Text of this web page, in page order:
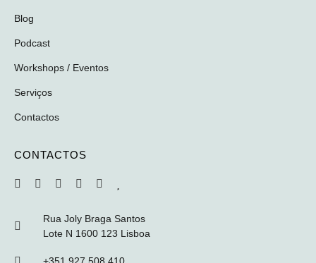
Blog
Podcast
Workshops / Eventos
Serviços
Contactos
CONTACTOS
Rua Joly Braga Santos
Lote N 1600 123 Lisboa